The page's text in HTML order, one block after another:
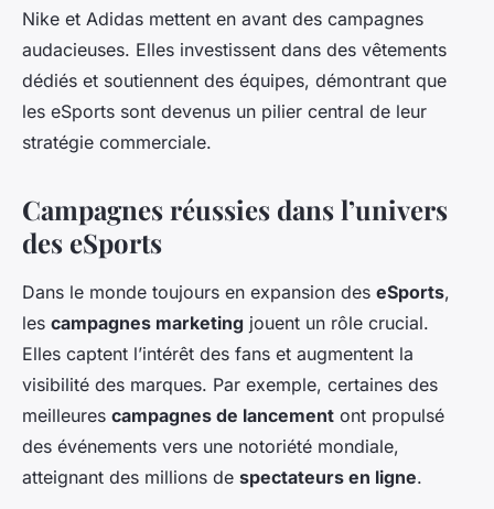
Nike et Adidas mettent en avant des campagnes
audacieuses. Elles investissent dans des vêtements
dédiés et soutiennent des équipes, démontrant que
les eSports sont devenus un pilier central de leur
stratégie commerciale.
Campagnes réussies dans l’univers
des eSports
Dans le monde toujours en expansion des eSports,
les campagnes marketing jouent un rôle crucial.
Elles captent l’intérêt des fans et augmentent la
visibilité des marques. Par exemple, certaines des
meilleures campagnes de lancement ont propulsé
des événements vers une notoriété mondiale,
atteignant des millions de spectateurs en ligne.